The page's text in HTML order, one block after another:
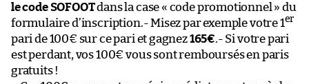
le code SOFOOTdans la case « code promotionnel » du
formulaire d’inscription.- Misez par exemple votre 1er
pari de 100€ sur ce pari et gagnez165€.- Si votre pari
est perdant, vos 100€ vous sont remboursés en paris
gratuits !